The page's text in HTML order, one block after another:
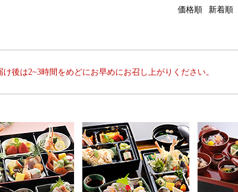
価格順 新着順
後は2~3時間をめどにお早めにお召し上がりください。